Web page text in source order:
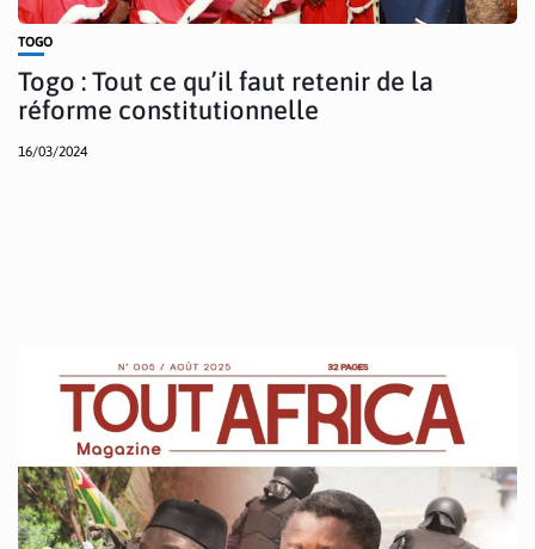
TOGO
Togo : Tout ce qu’il faut retenir de la
réforme constitutionnelle
16/03/2024